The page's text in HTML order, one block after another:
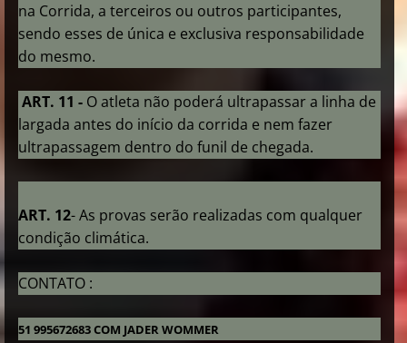
na Corrida, a terceiros ou outros participantes,
sendo esses de única e exclusiva responsabilidade
do mesmo.
ART. 11 - O atleta não poderá ultrapassar a linha de
largada antes do início da corrida e nem fazer
ultrapassagem dentro do funil de chegada.
ART. 12- As provas serão realizadas com qualquer
condição climática.
CONTATO :
51 995672683 COM JADER WOMMER